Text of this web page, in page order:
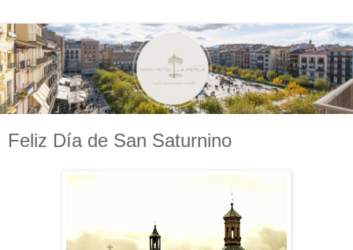
Feliz Día de San Saturnino